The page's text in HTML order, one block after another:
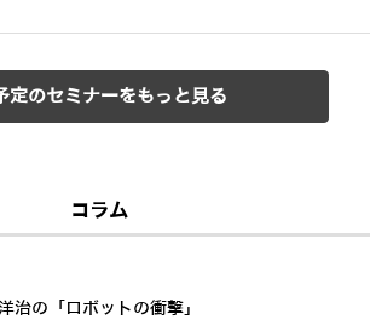
定のセミナーをもっと見る
コラム
治の「ロボットの衝撃」